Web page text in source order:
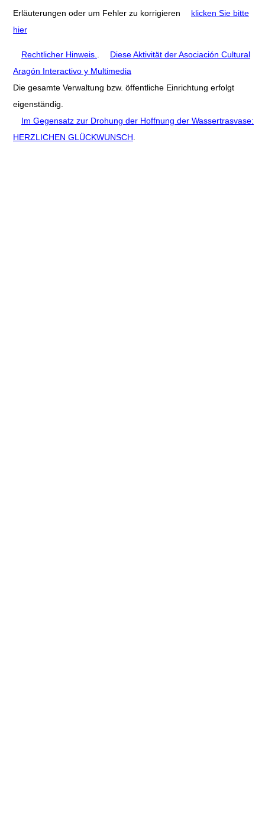
Erläuterungen oder um Fehler zu korrigieren
klicken Sie bitte
hier
Rechtlicher Hinweis.
Diese Aktivität der Asociación Cultural
Aragón Interactivo y Multimedia
Die gesamte Verwaltung bzw. öffentliche Einrichtung erfolgt
eigenständig.
Im Gegensatz zur Drohung der Hoffnung der Wassertrasvase:
HERZLICHEN GLÜCKWUNSCH